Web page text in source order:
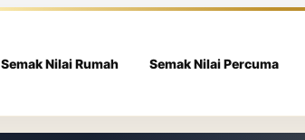
Semak Nilai Rumah Semak Nilai Percuma